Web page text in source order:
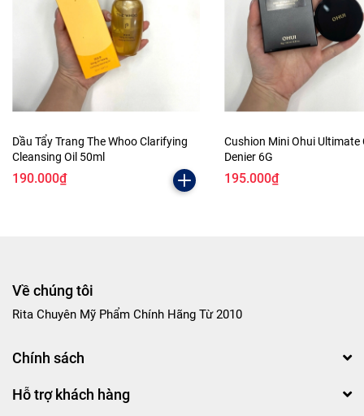
Dầu Tẩy Trang The Whoo Clarifying
Cleansing Oil 50ml
190.000₫
Cushion Mini Ohui Ultimate
Denier 6G
195.000₫
Về chúng tôi
Rita Chuyên Mỹ Phẩm Chính Hãng Từ 2010
Chính sách
Hỗ trợ khách hàng